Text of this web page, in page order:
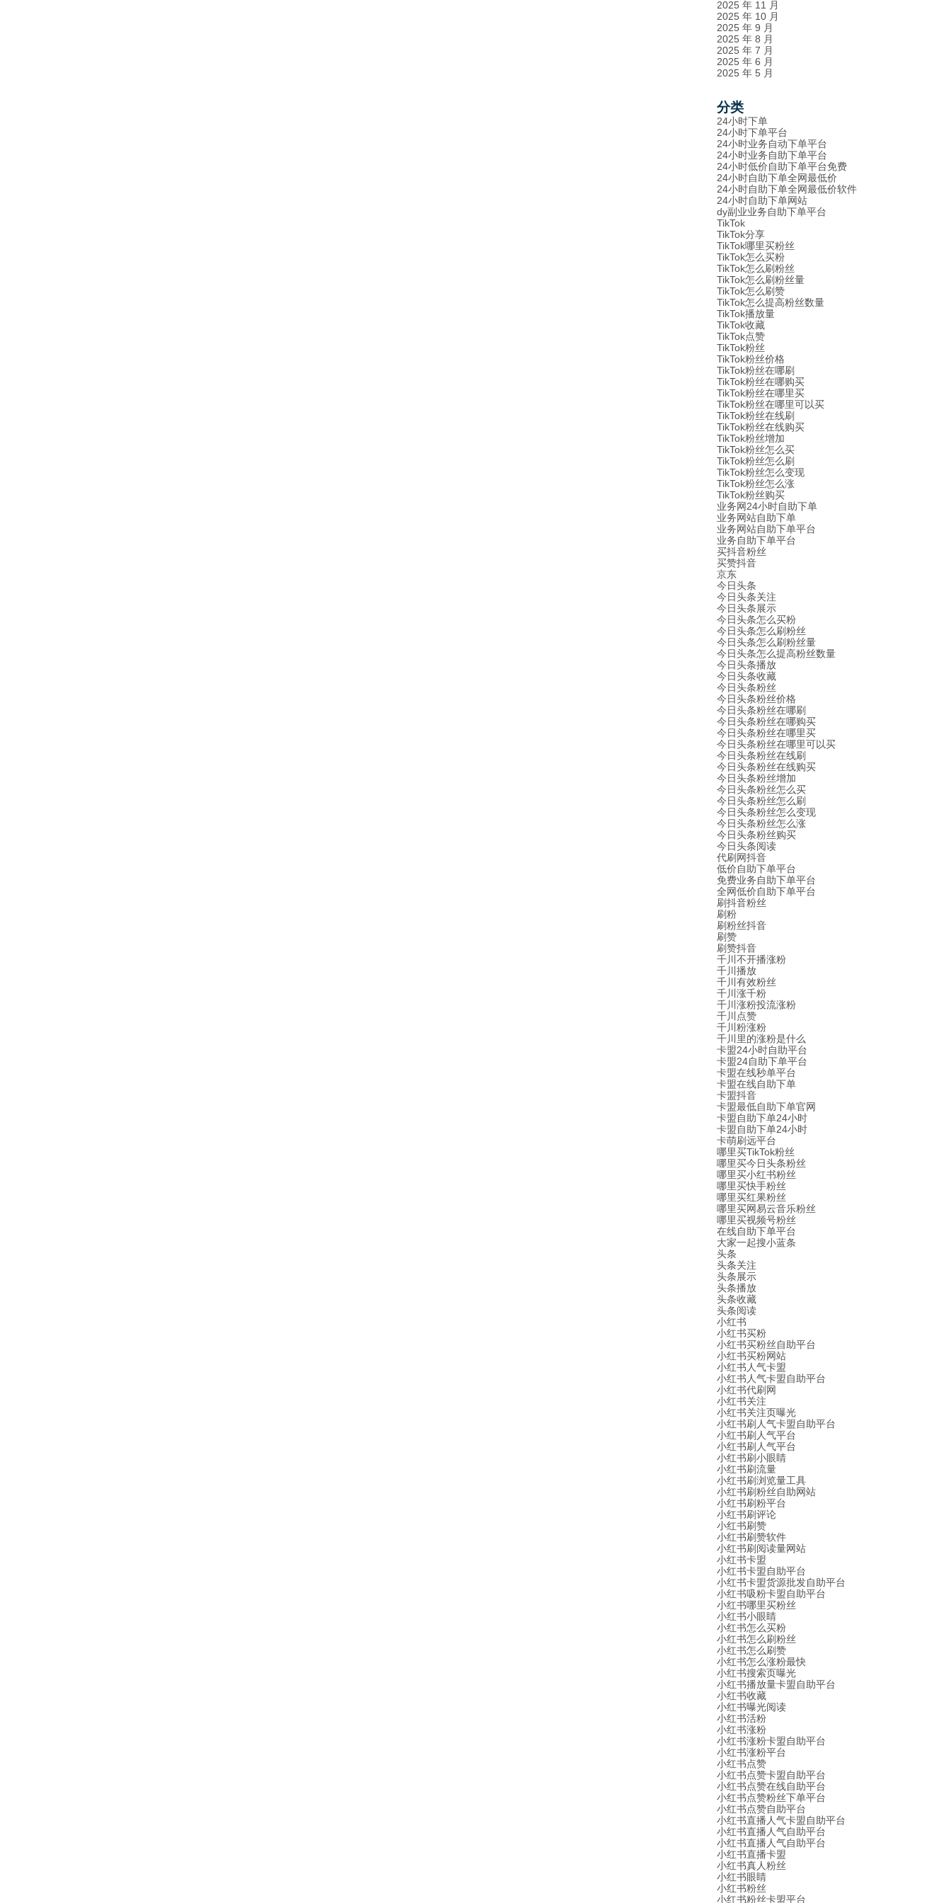
2025 年 11 月
2025 年 10 月
2025 年 9 月
2025 年 8 月
2025 年 7 月
2025 年 6 月
2025 年 5 月
分类
24小时下单
24小时下单平台
24小时业务自动下单平台
24小时业务自助下单平台
24小时低价自助下单平台免费
24小时自助下单全网最低价
24小时自助下单全网最低价软件
24小时自助下单网站
dy副业业务自助下单平台
TikTok
TikTok分享
TikTok哪里买粉丝
TikTok怎么买粉
TikTok怎么刷粉丝
TikTok怎么刷粉丝量
TikTok怎么刷赞
TikTok怎么提高粉丝数量
TikTok播放量
TikTok收藏
TikTok点赞
TikTok粉丝
TikTok粉丝价格
TikTok粉丝在哪刷
TikTok粉丝在哪购买
TikTok粉丝在哪里买
TikTok粉丝在哪里可以买
TikTok粉丝在线刷
TikTok粉丝在线购买
TikTok粉丝增加
TikTok粉丝怎么买
TikTok粉丝怎么刷
TikTok粉丝怎么变现
TikTok粉丝怎么涨
TikTok粉丝购买
业务网24小时自助下单
业务网站自助下单
业务网站自助下单平台
业务自助下单平台
买抖音粉丝
买赞抖音
京东
今日头条
今日头条关注
今日头条展示
今日头条怎么买粉
今日头条怎么刷粉丝
今日头条怎么刷粉丝量
今日头条怎么提高粉丝数量
今日头条播放
今日头条收藏
今日头条粉丝
今日头条粉丝价格
今日头条粉丝在哪刷
今日头条粉丝在哪购买
今日头条粉丝在哪里买
今日头条粉丝在哪里可以买
今日头条粉丝在线刷
今日头条粉丝在线购买
今日头条粉丝增加
今日头条粉丝怎么买
今日头条粉丝怎么刷
今日头条粉丝怎么变现
今日头条粉丝怎么涨
今日头条粉丝购买
今日头条阅读
代刷网抖音
低价自助下单平台
免费业务自助下单平台
全网低价自助下单平台
刷抖音粉丝
刷粉
刷粉丝抖音
刷赞
刷赞抖音
千川不开播涨粉
千川播放
千川有效粉丝
千川涨千粉
千川涨粉投流涨粉
千川点赞
千川粉涨粉
千川里的涨粉是什么
卡盟24小时自助平台
卡盟24自助下单平台
卡盟在线秒单平台
卡盟在线自助下单
卡盟抖音
卡盟最低自助下单官网
卡盟自助下单24小时
卡盟自助下单24小时
卡萌刷远平台
哪里买TikTok粉丝
哪里买今日头条粉丝
哪里买小红书粉丝
哪里买快手粉丝
哪里买红果粉丝
哪里买网易云音乐粉丝
哪里买视频号粉丝
在线自助下单平台
大家一起搜小蓝条
头条
头条关注
头条展示
头条播放
头条收藏
头条阅读
小红书
小红书买粉
小红书买粉丝自助平台
小红书买粉网站
小红书人气卡盟
小红书人气卡盟自助平台
小红书代刷网
小红书关注
小红书关注页曝光
小红书刷人气卡盟自助平台
小红书刷人气平台
小红书刷人气平台
小红书刷小眼睛
小红书刷流量
小红书刷浏览量工具
小红书刷粉丝自助网站
小红书刷粉平台
小红书刷评论
小红书刷赞
小红书刷赞软件
小红书刷阅读量网站
小红书卡盟
小红书卡盟自助平台
小红书卡盟货源批发自助平台
小红书吸粉卡盟自助平台
小红书哪里买粉丝
小红书小眼睛
小红书怎么买粉
小红书怎么刷粉丝
小红书怎么刷赞
小红书怎么涨粉最快
小红书搜索页曝光
小红书播放量卡盟自助平台
小红书收藏
小红书曝光阅读
小红书活粉
小红书涨粉
小红书涨粉卡盟自助平台
小红书涨粉平台
小红书点赞
小红书点赞卡盟自助平台
小红书点赞在线自助平台
小红书点赞粉丝下单平台
小红书点赞自助平台
小红书直播人气卡盟自助平台
小红书直播人气自助平台
小红书直播人气自助平台
小红书直播卡盟
小红书真人粉丝
小红书眼睛
小红书粉丝
小红书粉丝卡盟平台